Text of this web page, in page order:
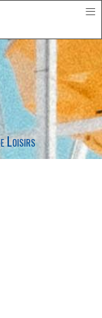
≡
Loisirs